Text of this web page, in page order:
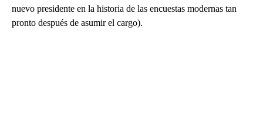
nuevo presidente en la historia de las encuestas modernas tan
pronto después de asumir el cargo).